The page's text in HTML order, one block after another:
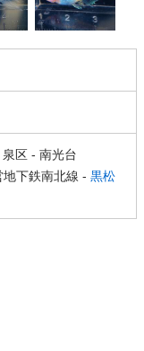
泉区 - 南光台
地下鉄南北線 - 黒松